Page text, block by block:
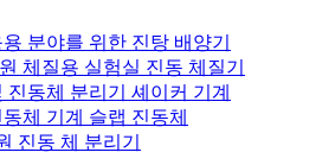
분야를 위한 진탕 배양기
체질용 실험실 진동 체질기
진동체 분리기 셰이커 기계
체 기계 슬랩 진동체
진동 체 분리기